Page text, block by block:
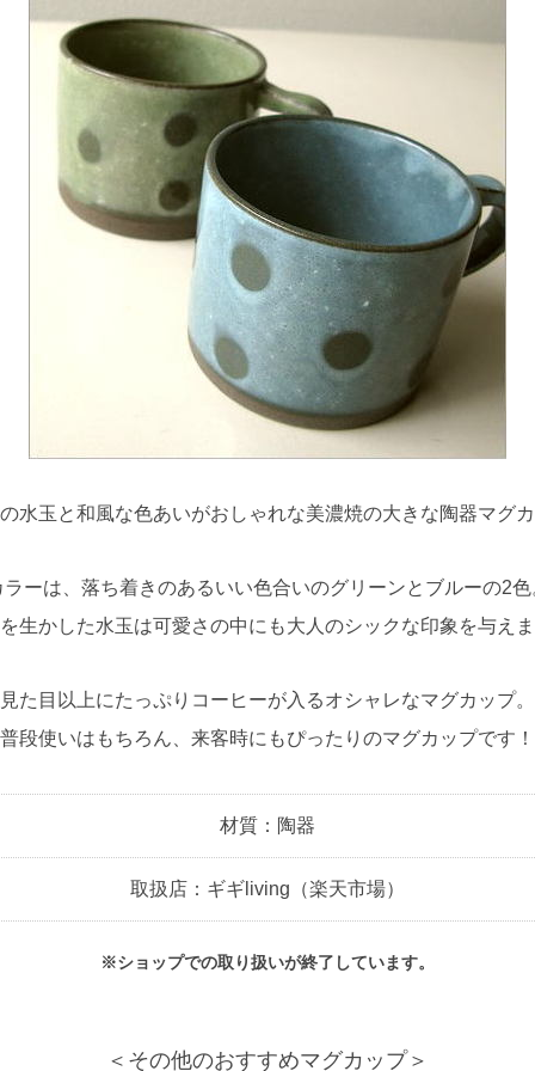
水玉と和風な色あいがおしゃれな美濃焼の大きな陶器マグ
ラーは、落ち着きのあるいい色合いのグリーンとブルーの2色
生かした水玉は可愛さの中にも大人のシックな印象を与え
見た目以上にたっぷりコーヒーが入るオシャレなマグカップ。
普段使いはもちろん、来客時にもぴったりのマグカップです！
材質：陶器
取扱店：ギギliving（楽天市場）
※ショップでの取り扱いが終了しています。
＜その他のおすすめマグカップ＞